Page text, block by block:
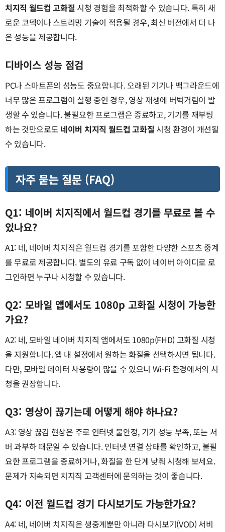
치지직 월드컵 고화질 시청 경험을 최적화할 수 있습니다. 특히 새
로운 코덱이나 스트리밍 기술이 적용될 경우, 최신 버전에서 더 나
은 성능을 제공합니다.
디바이스 성능 점검
PC나 스마트폰의 성능도 중요합니다. 오래된 기기나 백그라운드에
너무 많은 프로그램이 실행 중인 경우, 영상 재생에 버벅거림이 발
생할 수 있습니다. 불필요한 프로그램은 종료하고, 기기를 재부팅
하는 것만으로도 네이버 치지직 월드컵 고화질 시청 환경이 개선될
수 있습니다.
자주 묻는 질문 (FAQ)
Q1: 네이버 치지직에서 월드컵 경기를 무료로 볼 수
있나요?
A1: 네, 네이버 치지직은 월드컵 경기를 포함한 다양한 스포츠 중계
를 무료로 제공합니다. 별도의 유료 구독 없이 네이버 아이디로 로
그인하면 누구나 시청할 수 있습니다.
Q2: 모바일 앱에서도 1080p 고화질 시청이 가능한
가요?
A2: 네, 모바일 네이버 치지직 앱에서도 1080p(FHD) 고화질 시청
을 지원합니다. 앱 내 설정에서 원하는 화질을 선택하시면 됩니다.
다만, 모바일 데이터 사용량이 많을 수 있으니 Wi-Fi 환경에서의 시
청을 권장합니다.
Q3: 영상이 끊기는데 어떻게 해야 하나요?
A3: 영상 끊김 현상은 주로 인터넷 불안정, 기기 성능 부족, 또는 서
버 과부하 때문일 수 있습니다. 인터넷 연결 상태를 확인하고, 불필
요한 프로그램을 종료하거나, 화질을 한 단계 낮춰 시청해 보세요.
문제가 지속되면 치지직 고객센터에 문의하는 것이 좋습니다.
Q4: 이전 월드컵 경기 다시보기도 가능한가요?
A4: 네, 네이버 치지직은 생중계뿐만 아니라 다시보기(VOD) 서비